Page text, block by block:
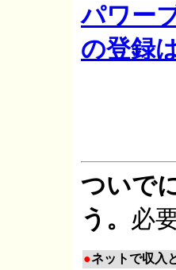
パワー
の登録
ついで
う。 必
●ネットで収入